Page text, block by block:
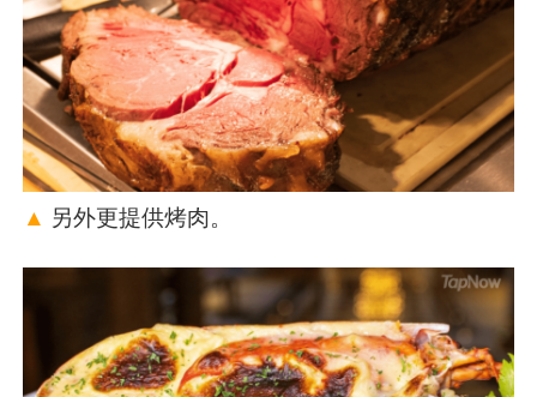
▲ 另外更提供烤肉。